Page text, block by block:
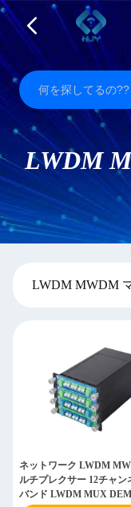
LWDM
LWDM MWDM
ネットワーク LWDM
ルチプレクサー 12チャン
バンド LWDM MUX